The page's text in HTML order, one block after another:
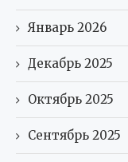
Январь 2026
Декабрь 2025
Октябрь 2025
Сентябрь 2025